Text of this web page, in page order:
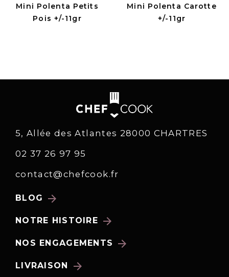
Mini Polenta Petits
Pois +/-11gr
Mini Polenta Carotte
+/-11gr
5, Allée des Atlantes 28000 CHARTRES
02 37 26 97 95
contact@chefcook.fr
BLOG arrow_forward
NOTRE HISTOIRE arrow_forward
NOS ENGAGEMENTS arrow_forward
LIVRAISON arrow_forward